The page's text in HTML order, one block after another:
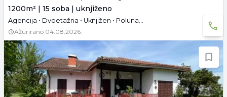
1200m² | 15 soba | uknjiženo
Agencija • Dvoetažna • Uknjižen • Polunamešteno • Podrum • Tavan • Garaža i parking
Ažurirano 04.08.2026.